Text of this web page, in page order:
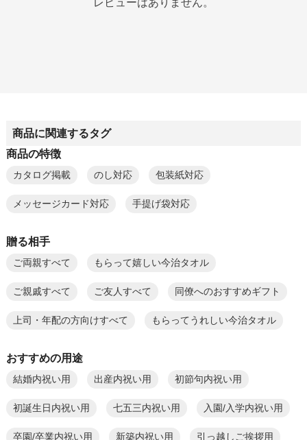
レビューはありません。
商品に関連するタグ
商品の特徴
カタログ掲載 のし対応 包装紙対応
メッセージカード対応 手提げ袋対応
贈る相手
ご両親すべて もらって嬉しい今治タオル
ご親戚すべて ご友人すべて 同僚へのおすすめギフト
上司・年配の方向けすべて もらってうれしい今治タオル
おすすめの用途
結婚内祝い用 出産内祝い用 初節句内祝い用
初誕生日内祝い用 七五三内祝い用 入園/入学内祝い用
卒園/卒業内祝い用 新築内祝い用 引っ越しご挨拶用